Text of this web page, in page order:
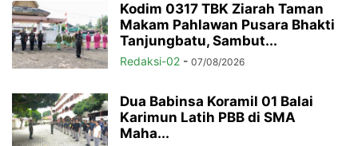
Kodim 0317 TBK Ziarah Taman
Makam Pahlawan Pusara Bhakti
Tanjungbatu, Sambut...
Redaksi-02 - 07/08/2026
Dua Babinsa Koramil 01 Balai
Karimun Latih PBB di SMA
Maha...